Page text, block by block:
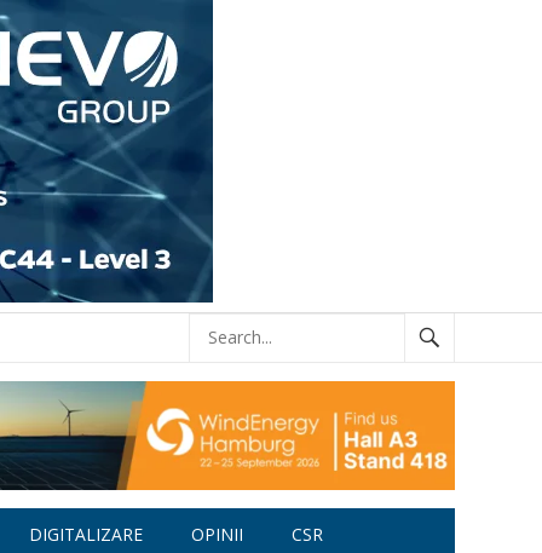
DIGITALIZARE OPINII CSR